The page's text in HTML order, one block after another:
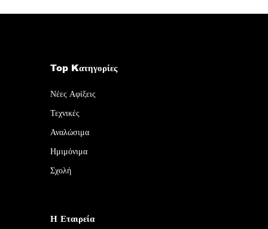
Top Kατηγορίες
Νέες Αφίξεις
Τεχνικές
Αναλώσιμα
Ημιμόνιμα
Σχολή
Η Εταιρεία